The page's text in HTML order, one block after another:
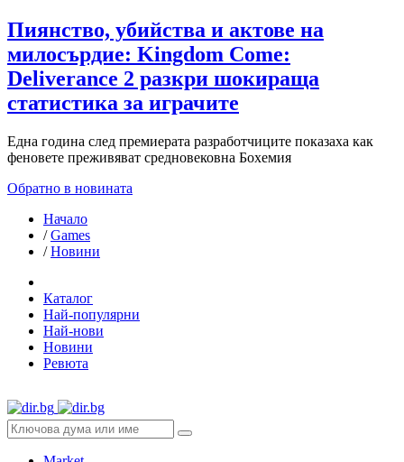
Пиянство, убийства и актове на
милосърдие: Kingdom Come:
Deliverance 2 разкри шокираща
статистика за играчите
Една година след премиерата разработчиците показаха как
феновете преживяват средновековна Бохемия
Обратно в новината
Начало
/Games
/Новини
Каталог
Най-популярни
Най-нови
Новини
Ревюта